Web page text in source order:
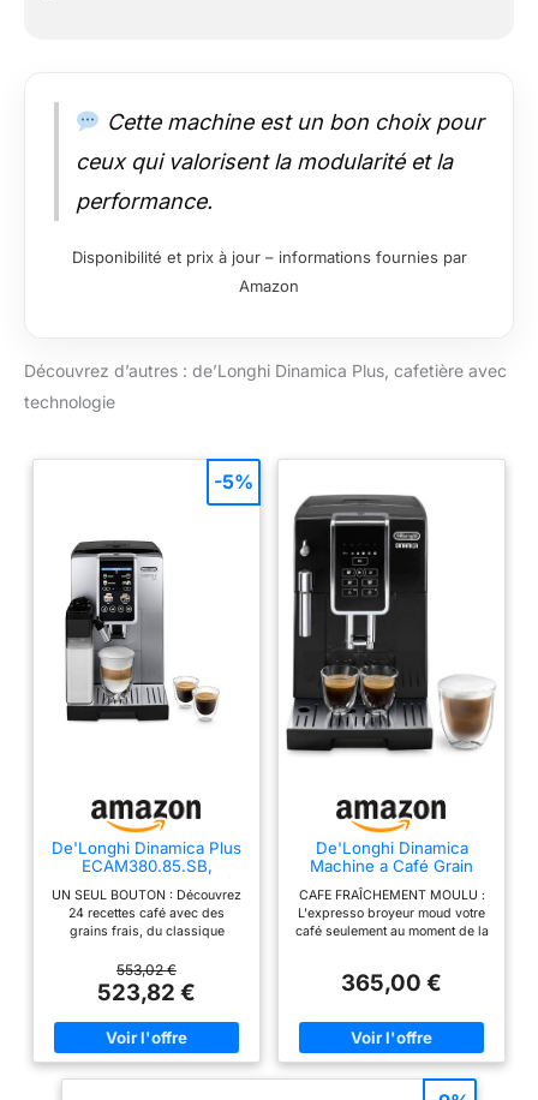
Cette machine est un bon choix pour
ceux qui valorisent la modularité et la
performance.
Disponibilité et prix à jour – informations fournies par
Amazon
Découvrez d’autres : de’Longhi Dinamica Plus, cafetière avec
technologie
De'Longhi Dinamica Plus
ECAM380.85.SB,
Machine Automatique à
Café en Grain, Machine
Cappuccino avec
LatteCrema Hot,
Grain avec 24 Recettes,
TFT 3,5", Argent/Noir
UN SEUL BOUTON : Découvrez
24 recettes café avec des
grains frais, du classique
passant par le nouveau Café au
Lait, le tout d'une simple
pression TECHNOLOGIE DE
MOULAGE : Moulin intégré pour
grains fraîchement moulus avec
niveau de mouture réglable ;
moulins coniques en acier
553,02 €
523,82 €
-5%
De'Longhi Dinamica
Machine a Café Grain
ECAM350.15.B, Machine
Expresso et Cappucino,
Noir
CAFE FRAÎCHEMENT MOULU :
L'expresso broyeur moud votre
café seulement au moment de la
obtenir un résultat parfait, tasse
D'UTILISATION : D'une simple
touche, réalisez toutes vos
boissons préférées directement
sur le panneau de commande
tactile LARGE CHOIX DE
365,00 €